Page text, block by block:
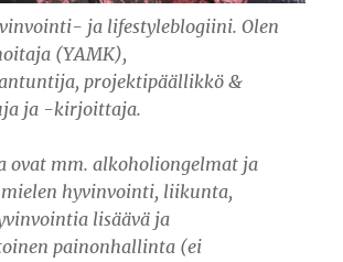
ja lifestyleblogiini. Olen
(YAMK),
projektipäällikkö &
ja -kirjoittaja.
ovat mm. alkoholiongelmat ja
hyvinvointi, liikunta,
lisäävä ja
painonhallinta (ei